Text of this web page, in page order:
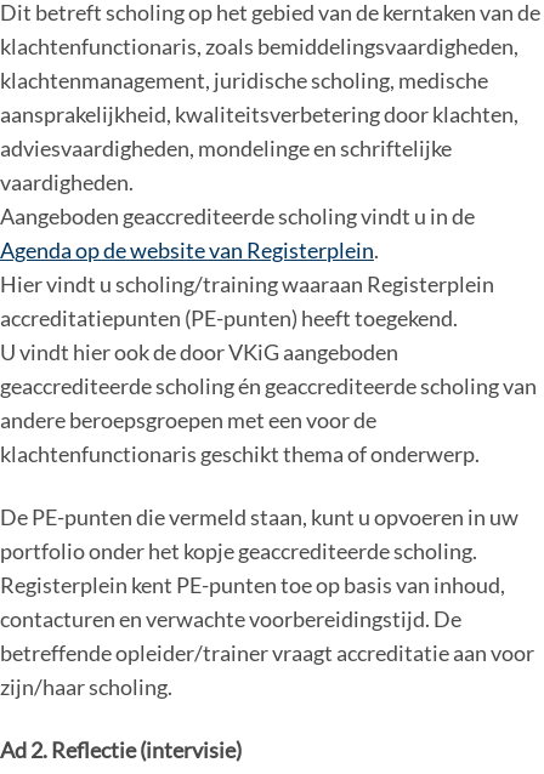
Dit betreft scholing op het gebied van de kerntaken van de
klachtenfunctionaris, zoals bemiddelingsvaardigheden,
klachtenmanagement, juridische scholing, medische
aansprakelijkheid, kwaliteitsverbetering door klachten,
adviesvaardigheden, mondelinge en schriftelijke
vaardigheden.
Aangeboden geaccrediteerde scholing vindt u in de
Agenda op de website van Registerplein.
Hier vindt u scholing/training waaraan Registerplein
accreditatiepunten (PE-punten) heeft toegekend.
U vindt hier ook de door VKiG aangeboden
geaccrediteerde scholing én geaccrediteerde scholing van
andere beroepsgroepen met een voor de
klachtenfunctionaris geschikt thema of onderwerp.
De PE-punten die vermeld staan, kunt u opvoeren in uw
portfolio onder het kopje geaccrediteerde scholing.
Registerplein kent PE-punten toe op basis van inhoud,
contacturen en verwachte voorbereidingstijd. De
betreffende opleider/trainer vraagt accreditatie aan voor
zijn/haar scholing.
Ad 2. Reflectie (intervisie)